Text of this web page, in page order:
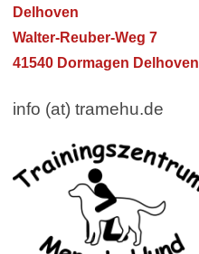
Delhoven
Walter-Reuber-Weg 7
41540 Dormagen Delhoven
info (at) tramehu.de